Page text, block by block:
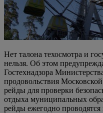
Нет талона техосмотра и
нельзя. Об этом
Гостехнадзора
продовольствия
рейды для проверки
отдыха муниципальных
рейды ежегодно